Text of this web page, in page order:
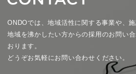
ONDOでは、地域活性に関する事業や、
地域を沸かしたい方からの採用のお問い
おります。
どうぞお気軽にお問い合わせください。